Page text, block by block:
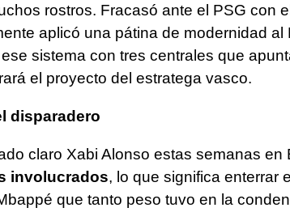
rostros. Fracasó ante el PSG con
aplicó una pátina de modernidad al
sistema con tres centrales que
el proyecto del estratega vasco.
disparadero
claro Xabi Alonso estas semanas en
involucrados, lo que significa enterrar
que tanto peso tuvo en la